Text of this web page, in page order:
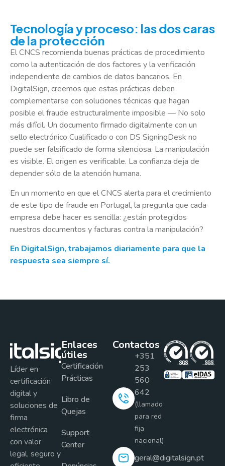
Tecnología y proceso: las dos caras
de la protección
El CNCS recomienda buenas prácticas de procedimiento
como la autenticación de dos factores y la verificación
independiente de cambios de datos bancarios. En
DigitalSign, creemos que estas prácticas deben
complementarse con soluciones técnicas que hagan
posible el fraude estructuralmente imposible — No solo
más difícil. Un documento firmado digitalmente con un
sello electrónico Cualificado o con DS SigningDesk no
puede ser falsificado de forma silenciosa. La manipulación
es visible. El origen es verificable. La confianza deja de
depender sólo de la atención humana.
En un momento en que el CNCS alerta para el crecimiento
de este tipo de fraude en Portugal, la pregunta que cada
empresa debe hacer es sencilla: ¿están protegidos
nuestros documentos y facturas contra la manipulación?
En DigitalSign, trabajamos diariamente para que la
respuesta sea siempre sí.
Líder en
certificación
digital y
soluciones de
firma
electrónica
con valor
legal, seguro y
Enlaces
útiles
Certificación
Prácticas
Libro de
Quejas
Support
Center
Contactos
+351
253
560
642
(llamado
para red
fija
nacional)
geral@digitalsign.pt